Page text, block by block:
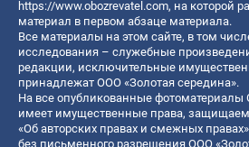
https://www.obozrevatel.com, на которой
материал в первом абзаце материала.
Все материалы на этом сайте, в том
исследования – служебные
редакции, исключительные
принадлежат ООО «Золотая середина».
На все опубликованные фотоматериалы
имеет имущественные права,
«Об авторских правах и смежных
без письменного разрешения ООО